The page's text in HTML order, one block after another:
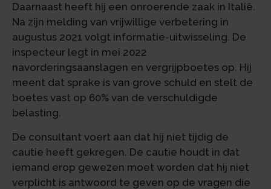
Daarnaast heeft hij een onroerende zaak in Italië.
Na zijn melding van vrijwillige verbetering in
augustus 2021 volgt informatie-uitwisseling. De
inspecteur legt in mei 2022
navorderingsaanslagen en vergrijpboetes op. Hij
meent dat sprake is van grove schuld en stelt de
boetes vast op 60% van de verschuldigde
belasting.
De consultant voert aan dat hij niet tijdig de
cautie heeft gekregen. De cautie houdt in dat
iemand erop gewezen moet worden dat hij niet
verplicht is antwoord te geven op de vragen die